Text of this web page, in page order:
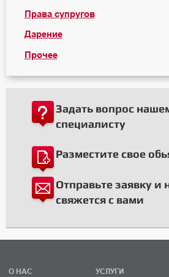
Права супругов
Дарение
Прочее
Задать вопрос
специалисту
Разместите свое
Отправьте заявку и
свяжется с вами
О НАС
УСЛУГИ